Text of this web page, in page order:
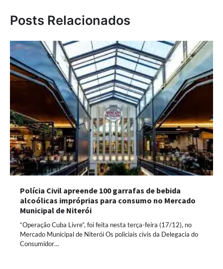
Posts Relacionados
Polícia Civil apreende 100 garrafas de bebida
alcoólicas impróprias para consumo no Mercado
Municipal de Niterói
“Operação Cuba Livre”, foi feita nesta terça-feira (17/12), no
Mercado Municipal de Niterói Os policiais civis da Delegacia do
Consumidor…